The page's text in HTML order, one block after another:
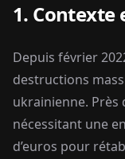
1. Contexte
Depuis février
destructions
ukrainienne. Près
nécessitant une
d’euros pour